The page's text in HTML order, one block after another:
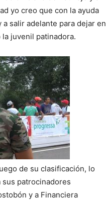
yo creo que con la ayuda
salir adelante para dejar en
juvenil patinadora.
de su clasificación, lo
patrocinadores
y a Financiera